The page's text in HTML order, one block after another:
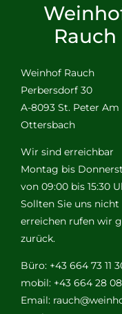
Rauch
Weinhof Rauch
Perbersdorf 30
A-8093 St. Peter Am
Ottersbach
Wir sind erreichbar
Montag bis
von 09:00 bis 15:30
Sollten Sie uns nicht
erreichen rufen wir
zurück.
Büro: +43 664 73 11
mobil: +43 664 28
Email: